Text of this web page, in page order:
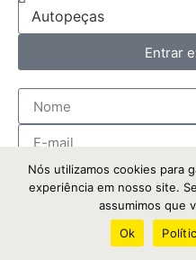
Entrar
Nós utilizamos cookies para
experiência em nosso site.
assumimos que
Ok